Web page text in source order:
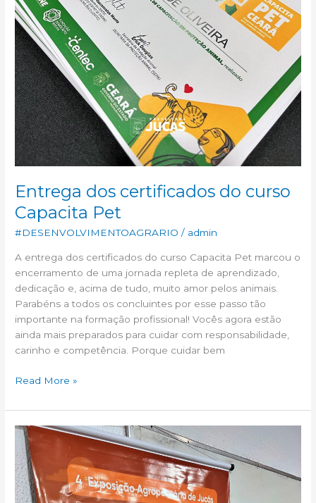
Entrega dos certificados do curso
Capacita Pet
#DESENVOLVIMENTOAGRARIO / admin
A entrega dos certificados do curso Capacita Pet marcou o
encerramento de uma jornada repleta de aprendizado,
dedicação e, acima de tudo, muito amor pelos animais.
Parabéns a todos os concluintes por esse passo tão
importante na formação profissional! Vocês agora estão
ainda mais preparados para cuidar com responsabilidade,
carinho e competência. Porque cuidar bem
Read More »
Lançamento
Oficial
do
Bode
de